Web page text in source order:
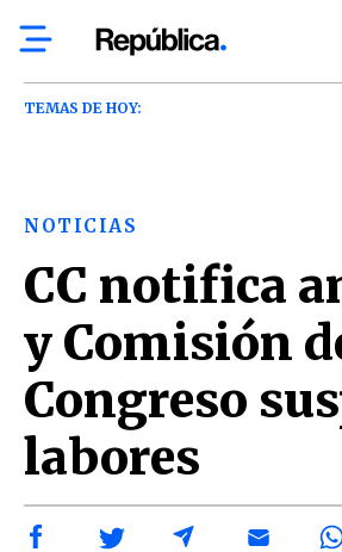
TEMAS DE HOY:
NOTICIAS
CC notifica
y Comisión
Congreso
labores